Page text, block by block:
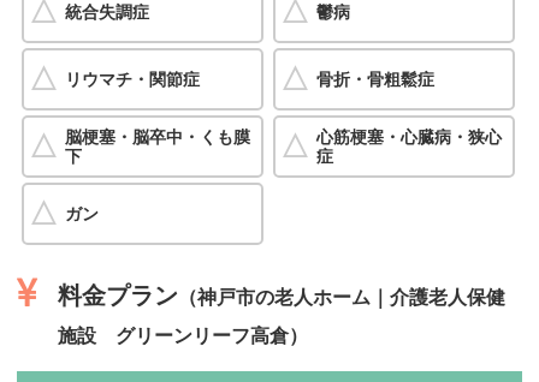
統合失調症 鬱病
リウマチ・関節症 骨折・骨粗鬆症
脳梗塞・脳卒中・くも膜
下
心筋梗塞・心臓病・狭心
症
ガン
料金プラン （神戸市の老人ホーム｜介護老人保健
施設 グリーンリーフ高倉）